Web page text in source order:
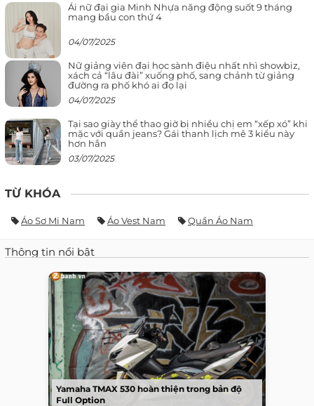
Ái nữ đại gia Minh Nhựa năng động suốt 9 tháng
mang bầu con thứ 4
04/07/2025
Nữ giảng viên đại học sành điệu nhất nhì showbiz,
xách cả “lâu đài” xuống phố, sang chảnh từ giảng
đường ra phố khó ai đọ lại
04/07/2025
Tại sao giày thể thao giờ bị nhiều chị em “xếp xó” khi
mặc với quần jeans? Gái thanh lịch mê 3 kiểu này
hơn hẳn
03/07/2025
TỪ KHÓA
Áo Sơ Mi Nam Áo Vest Nam Quần Áo Nam
Thông tin nổi bật
Yamaha TMAX 530 hoàn thiện trong bản độ
Full Option